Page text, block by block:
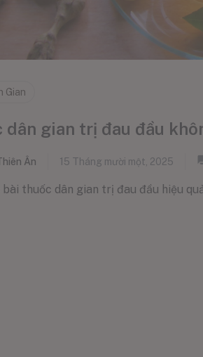
Gian
dân gian trị đau đầu
Ân 15 Tháng mười một, 2025
thuốc dân gian trị đau đầu hiệu